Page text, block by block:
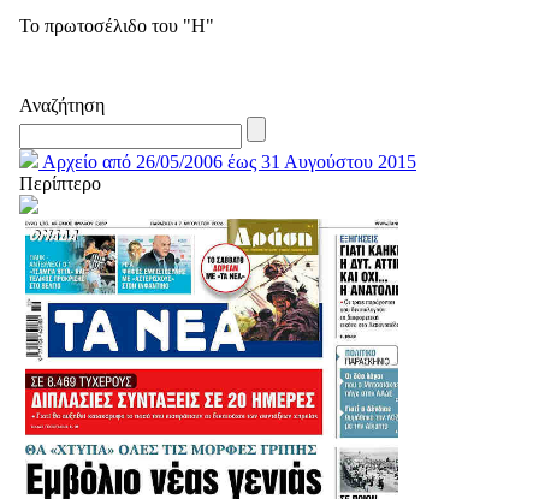
Το πρωτοσέλιδο του "Η"
Αναζήτηση
Αρχείο από 26/05/2006 έως 31 Αυγούστου 2015
Περίπτερο